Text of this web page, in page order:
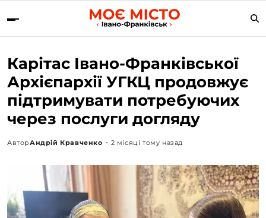
Карітас Івано-Франківської
Архієпархії УГКЦ продовжує
підтримувати потребуючих
через послуги догляду
АвторАндрій Кравченко 2 місяці тому назад